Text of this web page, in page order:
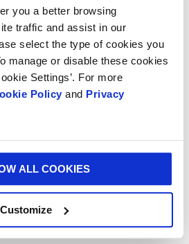
you a better browsing
traffic and assist in our
select the type of cookies you
manage or disable these cookies
Settings’. For more
Policy and Privacy
ALL COOKIES
Customize